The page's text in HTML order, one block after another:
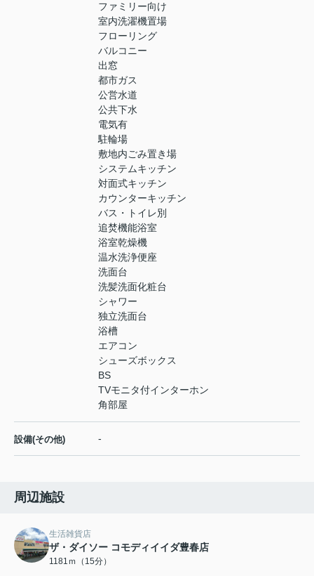
ファミリー向け
室内洗濯機置場
フローリング
バルコニー
出窓
都市ガス
公営水道
公共下水
電気有
駐輪場
敷地内ごみ置き場
システムキッチン
対面式キッチン
カウンターキッチン
バス・トイレ別
追焚機能浴室
浴室乾燥機
温水洗浄便座
洗面台
洗髪洗面化粧台
シャワー
独立洗面台
浴槽
エアコン
シューズボックス
BS
TVモニタ付インターホン
角部屋
設備(その他) -
周辺施設
生活雑貨店
ザ・ダイソー コモディイイダ豊春店
1181ｍ（15分）